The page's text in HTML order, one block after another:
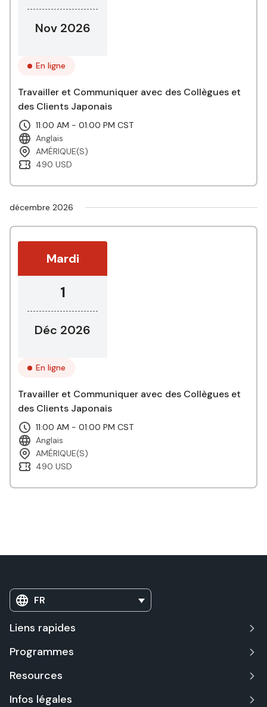
Nov 2026
En ligne
Travailler et Communiquer avec des Collègues et
des Clients Japonais
11:00 AM - 01:00 PM CST
Anglais
AMÉRIQUE(S)
490 USD
décembre 2026
Mardi
1
Déc 2026
En ligne
Travailler et Communiquer avec des Collègues et
des Clients Japonais
11:00 AM - 01:00 PM CST
Anglais
AMÉRIQUE(S)
490 USD
FR
Liens rapides
Programmes
Resources
Infos légales